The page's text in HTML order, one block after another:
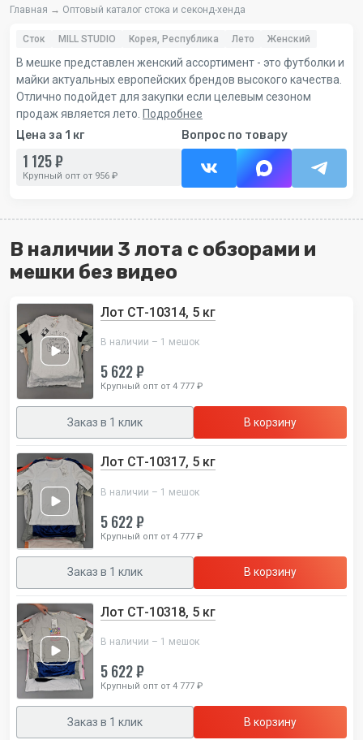
Главная → Оптовый каталог стока и секонд-хенда
Сток MILL STUDIO Корея, Республика Лето Женский
В мешке представлен женский ассортимент - это футболки и
майки актуальных европейских брендов высокого качества.
Отлично подойдет для закупки если целевым сезоном
продаж является лето. Подробнее
Цена за 1 кг
1 125 ₽
Крупный опт от 956 ₽
Вопрос по товару
В наличии 3 лота с обзорами и
мешки без видео
Лот СТ-10314, 5 кг
В наличии – 1 мешок
5 622 ₽
Крупный опт от 4 777 ₽
Заказ в 1 клик В корзину
Лот СТ-10317, 5 кг
В наличии – 1 мешок
5 622 ₽
Крупный опт от 4 777 ₽
Заказ в 1 клик В корзину
Лот СТ-10318, 5 кг
В наличии – 1 мешок
5 622 ₽
Крупный опт от 4 777 ₽
Заказ в 1 клик В корзину